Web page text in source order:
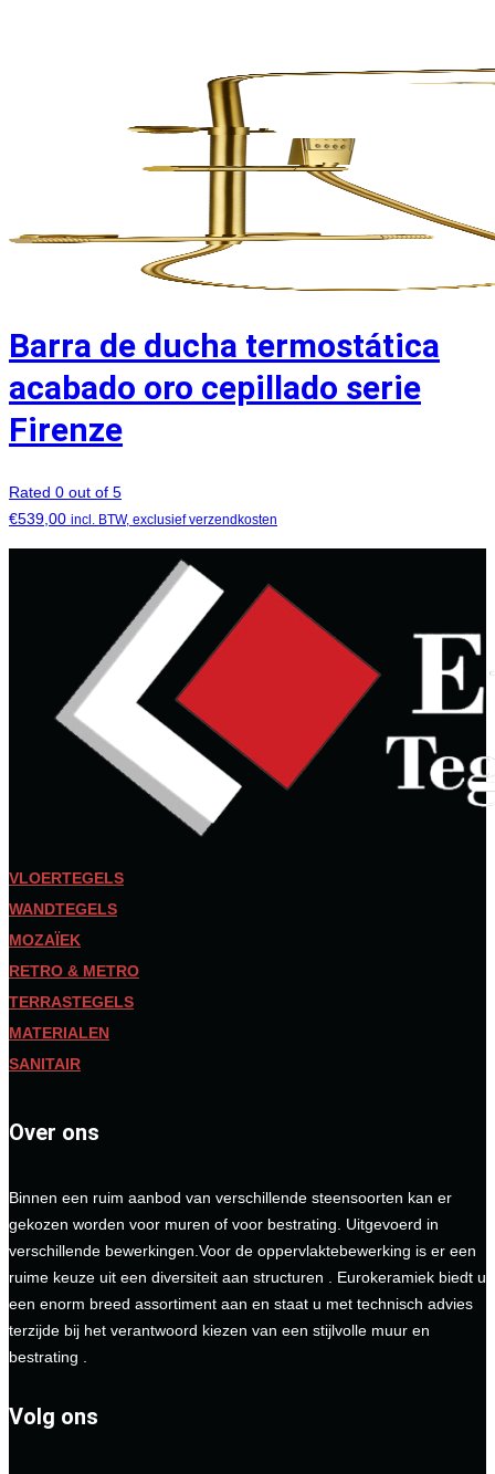
Barra de ducha termostática
acabado oro cepillado serie
Firenze
Rated 0 out of 5
€539,00 incl. BTW, exclusief verzendkosten
VLOERTEGELS
WANDTEGELS
MOZAÏEK
RETRO & METRO
TERRASTEGELS
MATERIALEN
SANITAIR
Over ons
Binnen een ruim aanbod van verschillende steensoorten kan er
gekozen worden voor muren of voor bestrating. Uitgevoerd in
verschillende bewerkingen.Voor de oppervlaktebewerking is er een
ruime keuze uit een diversiteit aan structuren . Eurokeramiek biedt u
een enorm breed assortiment aan en staat u met technisch advies
terzijde bij het verantwoord kiezen van een stijlvolle muur en
bestrating .
Volg ons